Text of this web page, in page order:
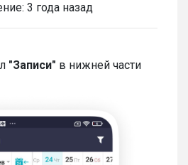
3 года назад
"Записи" в нижней части